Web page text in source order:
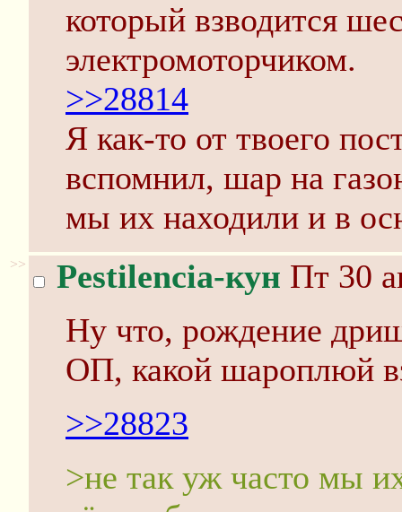
который взводится
электромоторчиком.
>>28814
Я как-то от твоего
вспомнил, шар на
мы их находили и в
>> Pestilencia-кун Пт 30
Ну что, рождение
ОП, какой шароплюй
>>28823
>не так уж часто мы